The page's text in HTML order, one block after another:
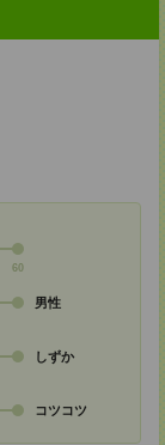
60
男性
しずか
コツコツ